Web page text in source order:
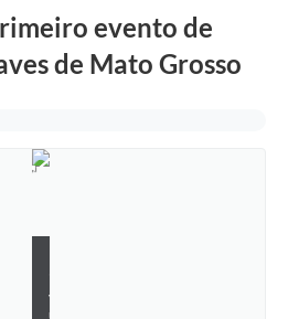
evento de
de Mato Grosso
v
u